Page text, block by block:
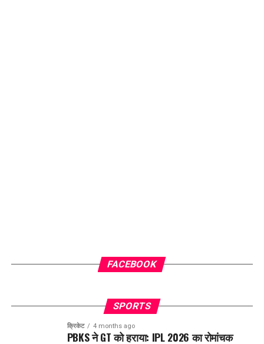
FACEBOOK
SPORTS
क्रिकेट 4 months ago
PBKS ने GT को हराया: IPL 2026 का रोमांचक